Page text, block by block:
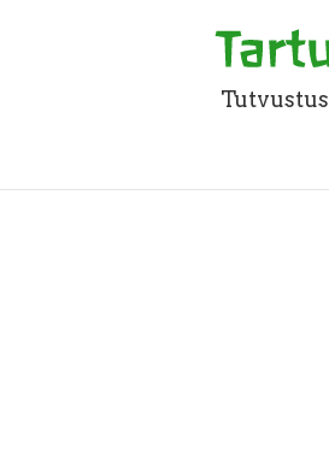
Tutvustus